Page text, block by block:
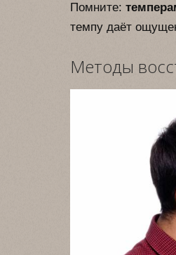
Помните:
темпу даёт
Методы